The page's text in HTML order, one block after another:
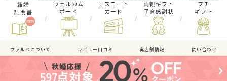
結婚
証明書
/
ウェルカム
ボード
/
エスコート
カード
/
両親ギフト
子育感謝状
/
プチ
ギフト
ファルべについて レビュー口コミ 実店舗情報 問い合わせ